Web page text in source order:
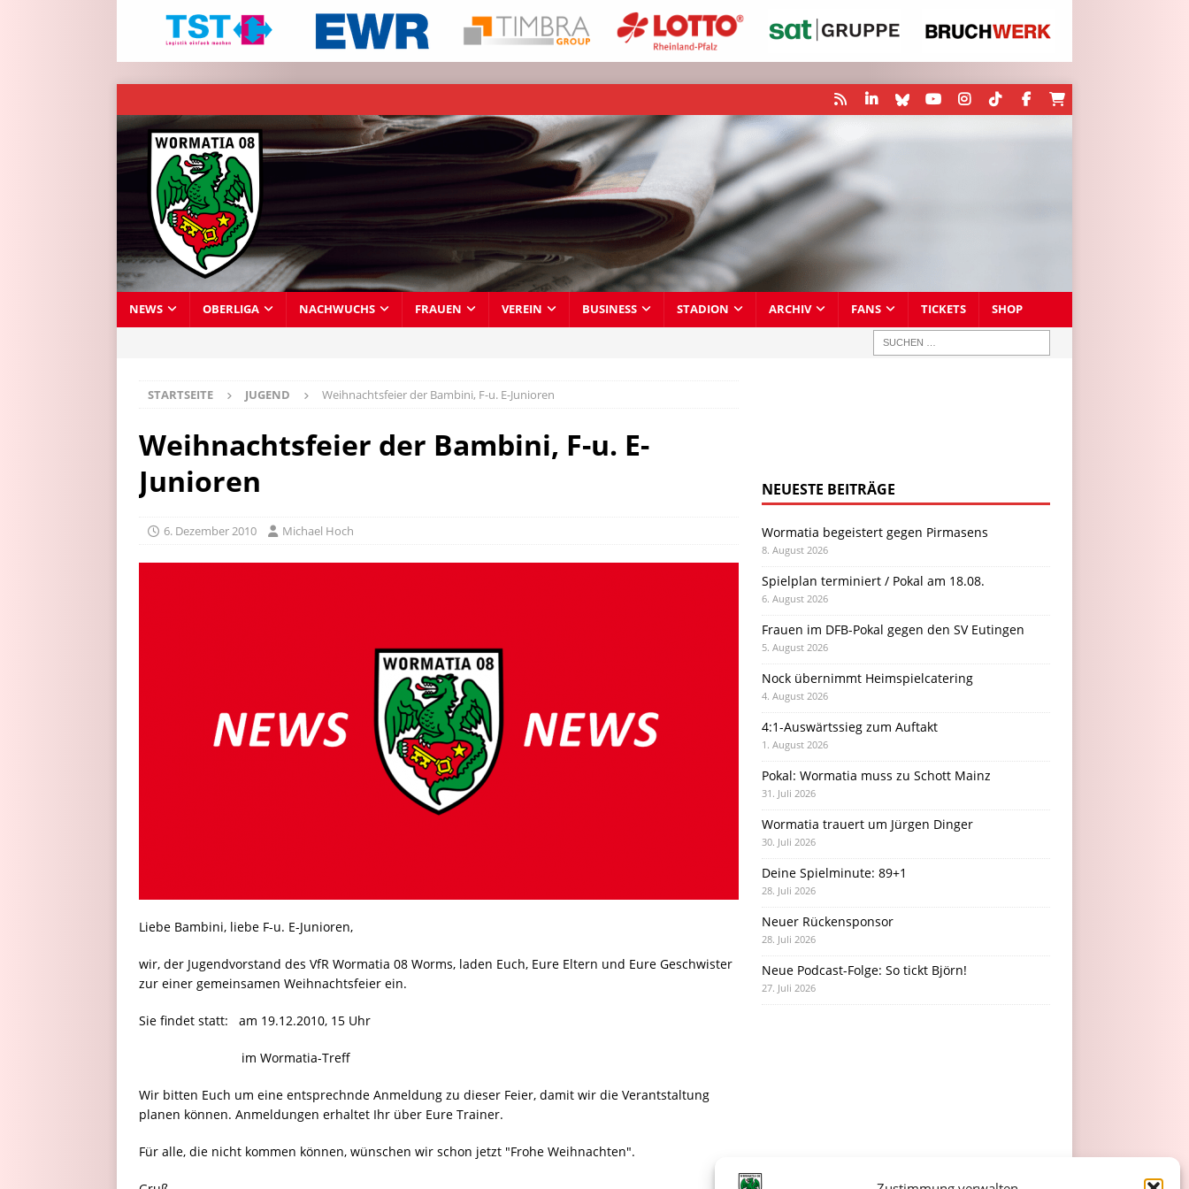
NEWS OBERLIGA NACHWUCHS FRAUEN VEREIN BUSINESS STADION ARCHIV FANS TICKETS SHOP
STARTSEITE JUGEND Weihnachtsfeier der Bambini, F-u. E-Junioren
Weihnachtsfeier der Bambini, F-u. E-
Junioren
6. Dezember 2010 Michael Hoch
Liebe Bambini, liebe F-u. E-Junioren,
wir, der Jugendvorstand des VfR Wormatia 08 Worms, laden Euch, Eure Eltern und Eure Geschwister
zur einer gemeinsamen Weihnachtsfeier ein.
Sie findet statt: am 19.12.2010, 15 Uhr
im Wormatia-Treff
Wir bitten Euch um eine entsprechnde Anmeldung zu dieser Feier, damit wir die Verantstaltung
planen können. Anmeldungen erhaltet Ihr über Eure Trainer.
Für alle, die nicht kommen können, wünschen wir schon jetzt "Frohe Weihnachten".
NEUESTE BEITRÄGE
Wormatia begeistert gegen Pirmasens
8. August 2026
Spielplan terminiert / Pokal am 18.08.
6. August 2026
Frauen im DFB-Pokal gegen den SV Eutingen
5. August 2026
Nock übernimmt Heimspielcatering
4. August 2026
4:1-Auswärtssieg zum Auftakt
1. August 2026
Pokal: Wormatia muss zu Schott Mainz
31. Juli 2026
Wormatia trauert um Jürgen Dinger
30. Juli 2026
Deine Spielminute: 89+1
28. Juli 2026
Neuer Rückensponsor
28. Juli 2026
Neue Podcast-Folge: So tickt Björn!
27. Juli 2026